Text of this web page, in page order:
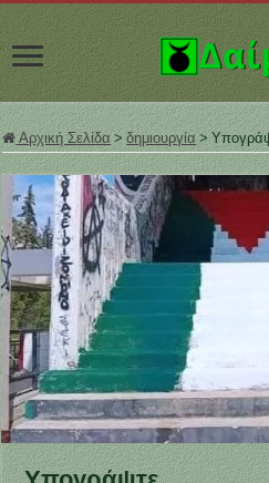
Αρχική Σελίδα > δημιουργία >